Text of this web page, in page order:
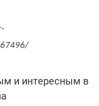
и интересным в